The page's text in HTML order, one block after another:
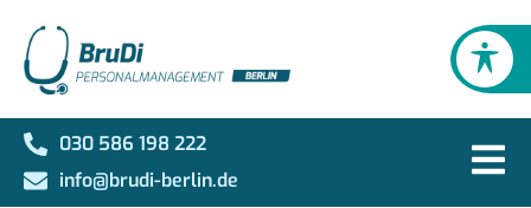
030 586 198 222
info@brudi-berlin.de